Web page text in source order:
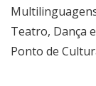
Teatro, Dança
Ponto de